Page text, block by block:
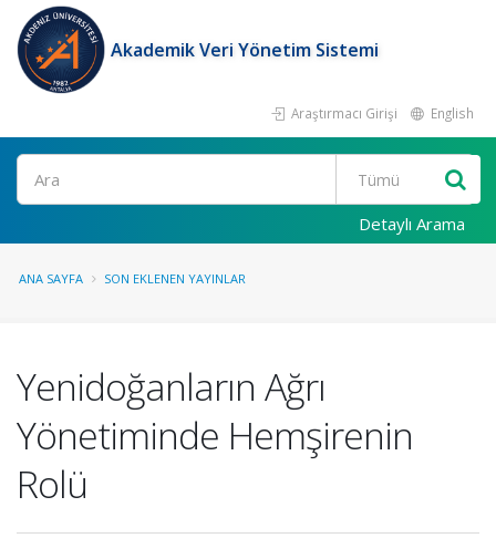
Akademik Veri Yönetim Sistemi
Araştırmacı Girişi English
Ara
Detaylı Arama
ANA SAYFA SON EKLENEN YAYINLAR
Yenidoğanların Ağrı
Yönetiminde Hemşirenin
Rolü